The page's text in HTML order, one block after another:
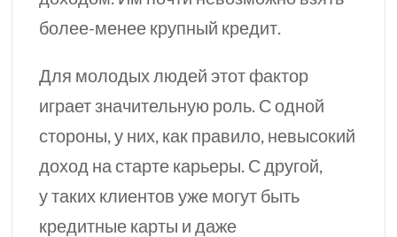
более-менее крупный кредит.
Для молодых людей этот фактор
играет значительную роль. С одной
стороны, у них, как правило, невысокий
доход на старте карьеры. С другой,
у таких клиентов уже могут быть
кредитные карты и даже